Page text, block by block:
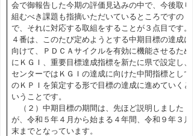
会で御報告した今期の評価見込みの中で、今後取り
組むべき課題も指摘いただいているところですの
で、それに対応する取組をすることが３点目です。
４番は、このたび定めようとする中期目標の達成に
向けて、ＰＤＣＡサイクルを有効に機能させるため
にＫＧＩ、重要目標達成指標を新たに県で設定し、
センターではＫＧＩの達成に向けた中間指標として
のＫＰＩを策定する形で目標の達成に進めていくと
いうことです。
（２）中期目標の期間は、先ほど説明しました
が、令和５年４月から始まる４年間、令和９年３月
末までとなっています。